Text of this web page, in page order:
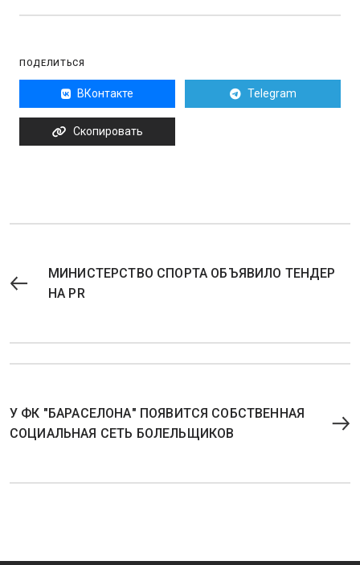
ПОДЕЛИТЬСЯ
ВКонтакте Telegram
Скопировать
МИНИСТЕРСТВО СПОРТА ОБЪЯВИЛО ТЕНДЕР
НА PR
У ФК "БАРАСЕЛОНА" ПОЯВИТСЯ СОБСТВЕННАЯ
СОЦИАЛЬНАЯ СЕТЬ БОЛЕЛЬЩИКОВ